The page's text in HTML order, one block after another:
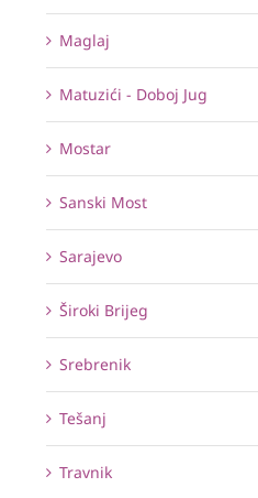
Maglaj
Matuzići - Doboj Jug
Mostar
Sanski Most
Sarajevo
Široki Brijeg
Srebrenik
Tešanj
Travnik